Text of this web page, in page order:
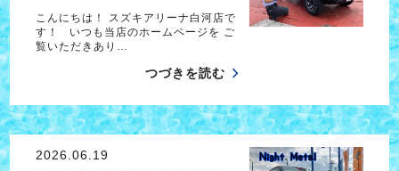
こんにちは！ スズキアリーナ白河店で
す！ いつも当店のホームページを ご
覧いただきあり…
つづきを読む
2026.06.19